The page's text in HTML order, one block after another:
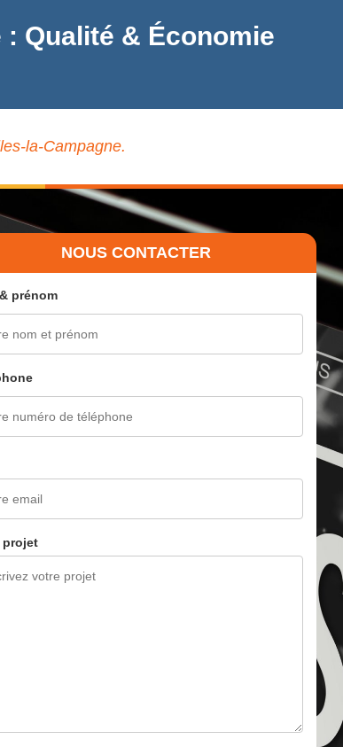
Qualité & Économie
la-Campagne.
NOUS CONTACTER
prénom
projet